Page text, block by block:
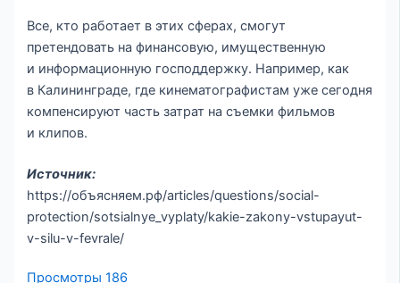
Все, кто работает в этих сферах, смогут
претендовать на финансовую, имущественную
и информационную господдержку. Например, как
в Калининграде, где кинематографистам уже сегодня
компенсируют часть затрат на съемки фильмов
и клипов.
Источник:
https://объясняем.рф/articles/questions/social-
protection/sotsialnye_vyplaty/kakie-zakony-vstupayut-
v-silu-v-fevrale/
Просмотры 186